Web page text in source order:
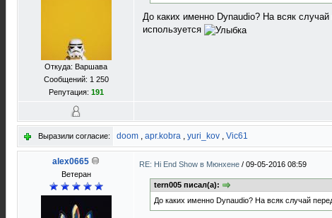
Откуда: Варшава
Сообщений: 1 250
Репутация: 191
До каких именно Dynaudio? На всяк
используется
Выразили согласие: doom , apr.kobra , yuri_kov , Vic61
alex0665
Ветеран
RE: Hi End Show в Мюнхене / 09-05-2016 08:59
tern005 писал(а):
До каких именно Dynaudio? На всяк случай